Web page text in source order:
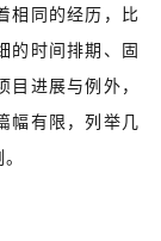
相同的经历，比
的时间排期、固
进展与例外，
幅有限，列举几